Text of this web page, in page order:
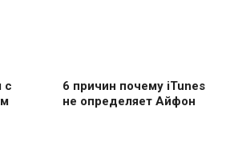
с
6 причин почему iTunes
не определяет Айфон